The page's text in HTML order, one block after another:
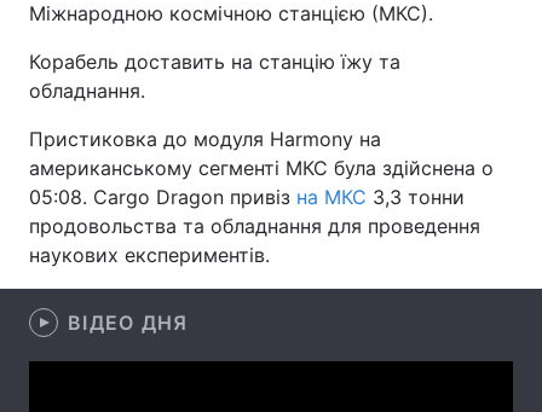
Головна Війна
Україна Політика
Спорт Наука
Техно і зв'язок Лайт
Зброя Інциденти
Здоров'я
Міжнародною космічною станцією (МКС).
Корабель доставить на станцію їжу та
обладнання.
Пристиковка до модуля Harmony на
американському сегменті МКС була здійснена о
05:08. Cargo Dragon привіз на МКС 3,3 тонни
продовольства та обладнання для проведення
наукових експериментів.
ВІДЕО ДНЯ